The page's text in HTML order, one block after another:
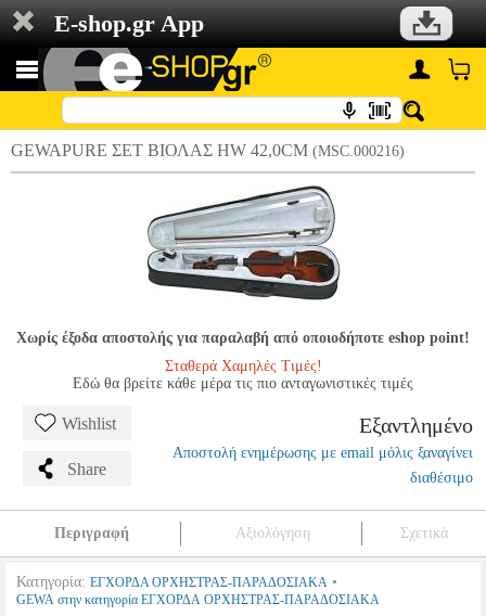
E-shop.gr App
GEWAPURE ΣΕΤ ΒΙΟΛΑΣ HW 42,0CM (MSC.000216)
Χωρίς έξοδα αποστολής για παραλαβή από οποιοδήποτε eshop point!
Σταθερά Χαμηλές Τιμές!
Εδώ θα βρείτε κάθε μέρα τις πιο ανταγωνιστικές τιμές
Wishlist
Share
Εξαντλημένο
Αποστολή ενημέρωσης με email μόλις ξαναγίνει
διαθέσιμο
Περιγραφή Αξιολόγηση Σχετικά
Κατηγορία: ΕΓΧΟΡΔΑ ΟΡΧΗΣΤΡΑΣ-ΠΑΡΑΔΟΣΙΑΚΑ •
GEWA στην κατηγορία ΕΓΧΟΡΔΑ ΟΡΧΗΣΤΡΑΣ-ΠΑΡΑΔΟΣΙΑΚΑ